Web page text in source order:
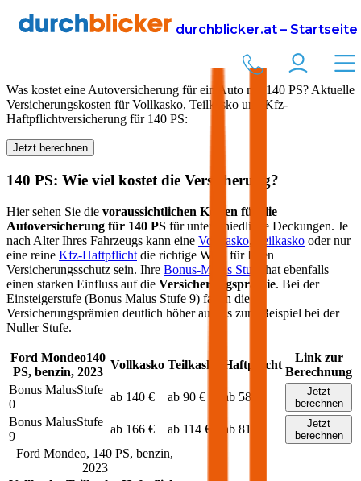
durchblicker.at – Startseite
Versicherung Autoversicherung
PS in Österreich
Was kostet eine Autoversicherung für ein Auto mit 140 PS? Aktuelle
Versicherungskosten für Vollkasko, Teilkasko und Kfz-
Haftpflichtversicherung für 140 PS:
Jetzt berechnen
140 PS: Wie viel kostet die Versicherung?
Hier sehen Sie die voraussichtlichen Kosten für die
Autoversicherung für 140 PS für unterschiedliche Deckungen. Je
nach Alter Ihres Fahrzeugs kann eine Vollkasko, Teilkasko oder nur
eine reine Kfz-Haftpflicht die richtige Wahl für Ihren
Versicherungsschutz sein. Ihre Bonus-Malus Stufe
hat ebenfalls
einen starken Einfluss auf die Versicherungsprämie. Bei der
Einsteigerstufe (Bonus Malus Stufe 9) fallen die
Versicherungsprämien deutlich höher aus als zum Beispiel bei der
Nuller Stufe.
Ford Mondeo140
PS, benzin, 2023
Vollkasko Teilkasko Haftpflicht
Link zur
Berechnung
Bonus MalusStufe
0
ab 140 € ab 90 € ab 58 €
Jetzt
berechnen
Bonus MalusStufe
9
ab 166 € ab 114 € ab 81 €
Jetzt
berechnen
Ford Mondeo, 140 PS, benzin,
2023